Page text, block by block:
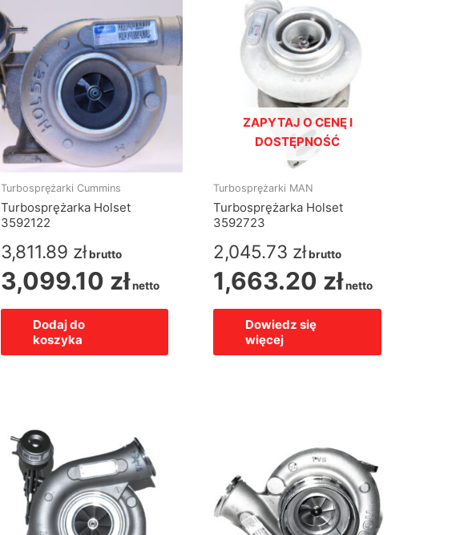
Turbosprężarki Cummins
Turbosprężarka Holset
3592122
3,811.89 zł brutto
3,099.10 zł netto
Dodaj do
koszyka
ZAPYTAJ O CENĘ I
DOSTĘPNOŚĆ
Turbosprężarki MAN
Turbosprężarka Holset
3592723
2,045.73 złbrutto
1,663.20 złnetto
Dowiedz się
więcej